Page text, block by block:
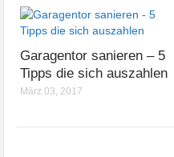
Garagentor sanieren – 5
Tipps die sich auszahlen
März 03, 2017